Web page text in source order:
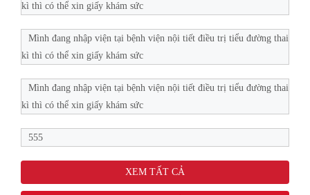
kì thì có thể xin giấy khám sức
Mình đang nhập viện tại bệnh viện nội tiết điều trị tiểu đường thai
kì thì có thể xin giấy khám sức
Mình đang nhập viện tại bệnh viện nội tiết điều trị tiểu đường thai
kì thì có thể xin giấy khám sức
555
XEM TẤT CẢ